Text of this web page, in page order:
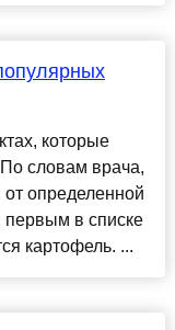
которые
словам врача,
определенной
первым в списке
картофель. ...